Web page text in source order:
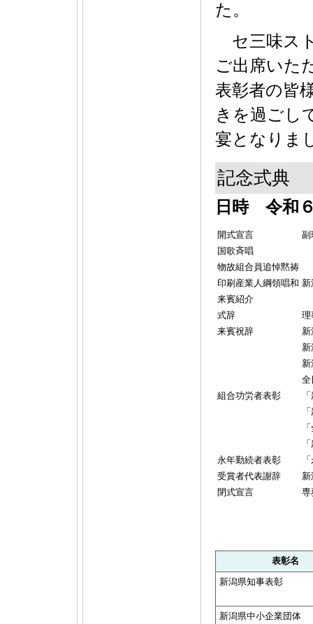
た。
セ三味ス
ご出席いた
表彰者の皆
きを過ごし
宴となりま
記念式典
日時 令和
開式宣言
副
国歌斉唱
物故組合員追悼黙祷
印刷産業人綱領唱和
来賓紹介
式辞
理
来賓祝辞
新
新
全
組合功労者表彰
永年勤続者表彰
受賞者代表謝辞
閉式宣言
専
表彰名
新潟県知事表彰
新潟県中小企業団体